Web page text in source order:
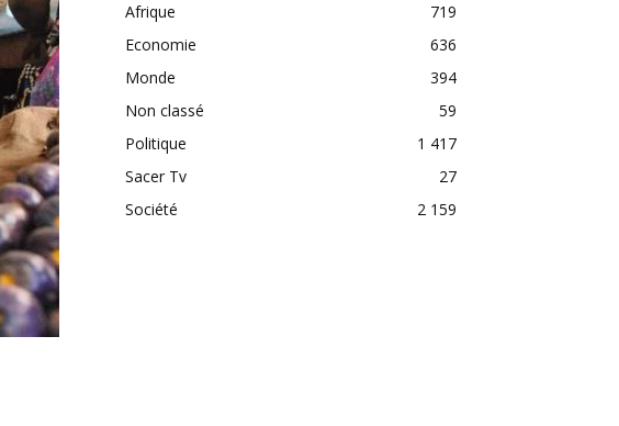
Afrique
719
Economie
636
Monde
394
Non classé
59
Politique
1 417
Sacer Tv
27
Société
2 159